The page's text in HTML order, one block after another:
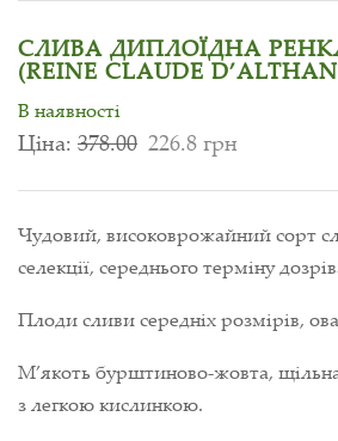
СЛИВА ДИПЛОЇДНА
(REINE CLAUDE
В наявності
Ціна: 378.00 226.8 грн
Чудовий, високоврожайний сорт
селекції, середнього терміну
Плоди сливи середніх розмірів,
М’якоть бурштиново-жовта,
з легкою кислинкою.